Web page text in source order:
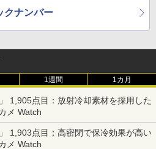
クナンバー
1週間 1カ月
1,905点目：放射冷却素材を採用した
メ Watch
1,903点目：高密閉で保冷効果が高い
メ Watch